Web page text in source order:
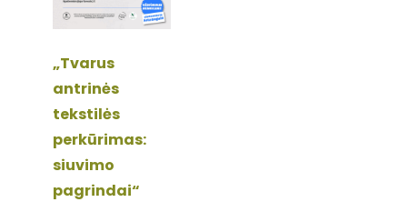
„Tvarus
antrinės
tekstilės
perkūrimas:
siuvimo
pagrindai“